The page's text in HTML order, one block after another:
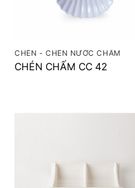
CHÉN - CHÉN NƯỚC CHẤM
CHÉN CHẤM CC 42